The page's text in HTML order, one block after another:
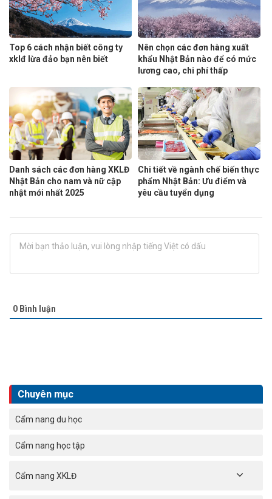
Chuyên mục
Cẩm nang du học
Cẩm nang học tập
Cẩm nang XKLĐ
Top 6 cách nhận biết công ty
xklđ lừa đảo bạn nên biết
Nên chọn các đơn hàng xuất
khẩu Nhật Bản nào để có mức
lương cao, chi phí thấp
Danh sách các đơn hàng XKLĐ
Nhật Bản cho nam và nữ cập
nhật mới nhất 2025
Chi tiết về ngành chế biến thực
phẩm Nhật Bản: Ưu điểm và
yêu cầu tuyển dụng
0 Bình luận